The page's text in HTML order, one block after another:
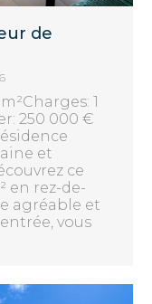
de
1
250 000 €
et
ce
en rez-de-
agréable et
vous